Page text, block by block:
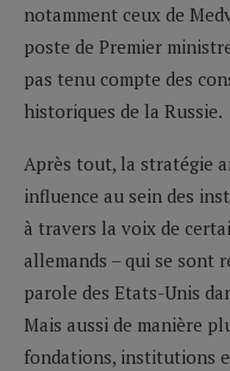
notamment ceux de
poste de Premier
pas tenu compte des
historiques de la Russie.
Après tout, la stratégie
influence au sein des
à travers la voix de
allemands – qui se sont
parole des Etats-Unis
Mais aussi de manière
fondations, institutions